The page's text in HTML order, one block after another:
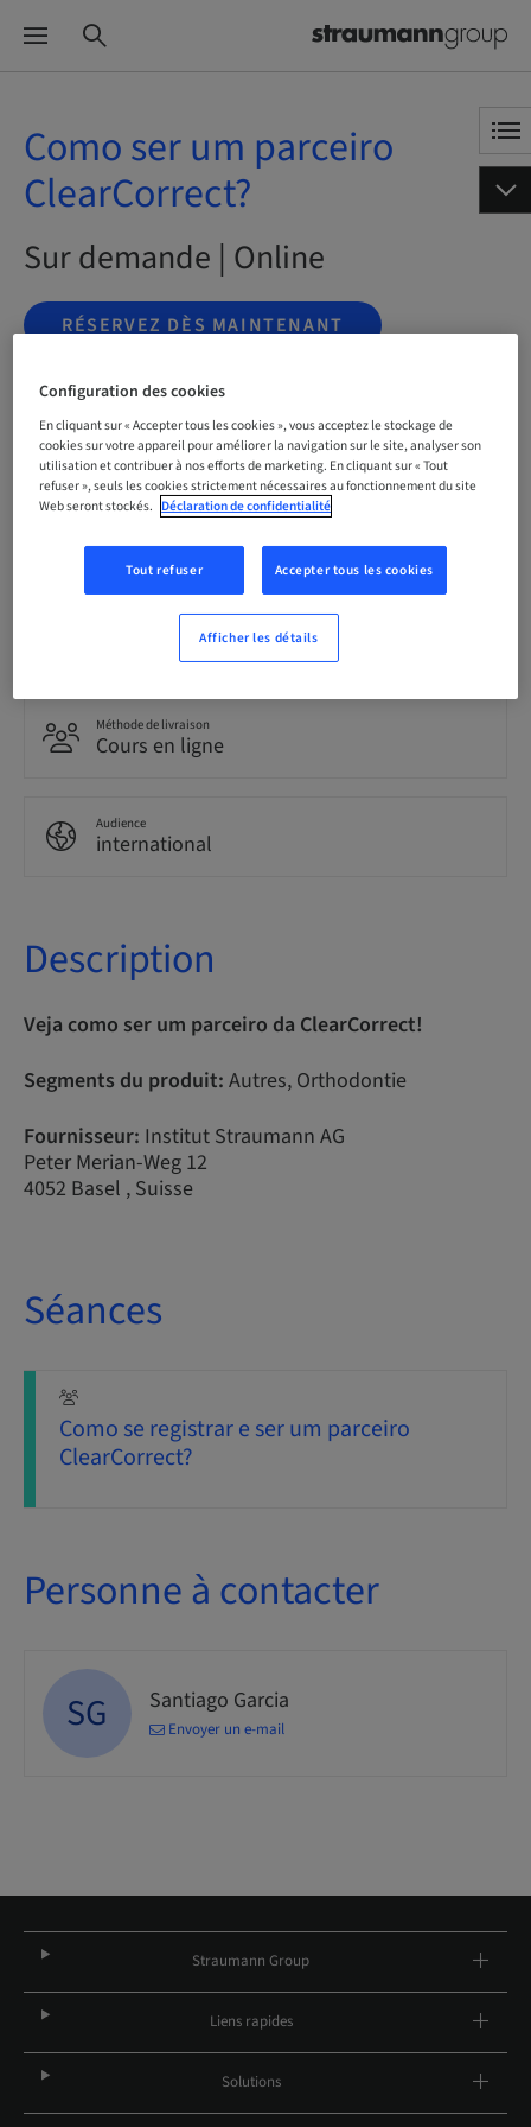
Como ser um parceiro
ClearCorrect?
Sur demande | Online
RÉSERVEZ DÈS MAINTENANT
Statut
Réservation possible
Portuguais
Méthode de livraison
Cours en ligne
Audience
international
Description
Veja como ser um parceiro da ClearCorrect!
Segments du produit: Autres, Orthodontie
Fournisseur: Institut Straumann AG
Peter Merian-Weg 12
4052 Basel , Suisse
Séances
Como se registrar e ser um parceiro
ClearCorrect?
Personne à contacter
SG Santiago Garcia
Envoyer un e-mail
Straumann Group
Liens rapides
Solutions
Configuration des cookies
En cliquant sur « Accepter tous les cookies », vous acceptez le stockage de
cookies sur votre appareil pour améliorer la navigation sur le site, analyser son
utilisation et contribuer à nos efforts de marketing. En cliquant sur « Tout
refuser », seuls les cookies strictement nécessaires au fonctionnement du site
Web seront stockés. Déclaration de confidentialité
Tout refuser Accepter tous les cookies
Afficher les détails